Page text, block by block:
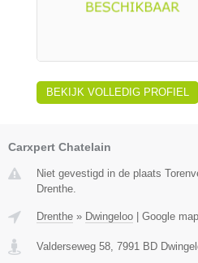
BEKIJK VOLLEDIG PROFIEL
Carxpert Chatelain
Niet gevestigd in de plaats
Drenthe.
Drenthe » Dwingeloo | Google
Valderseweg 58 7991 BD